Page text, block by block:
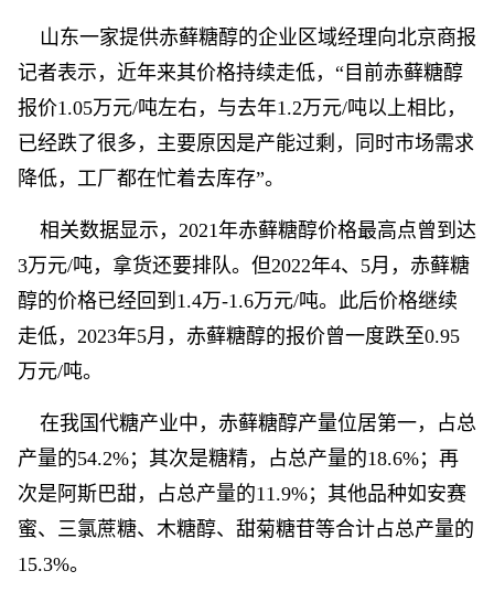
山东一家提供赤藓糖醇的企业区域经理向北京商报
记者表示，近年来其价格持续走低，“目前赤藓糖醇
报价1.05万元/吨左右，与去年1.2万元/吨以上相比，
已经跌了很多，主要原因是产能过剩，同时市场需求
降低，工厂都在忙着去库存”。
相关数据显示，2021年赤藓糖醇价格最高点曾到达
3万元/吨，拿货还要排队。但2022年4、5月，赤藓糖
醇的价格已经回到1.4万-1.6万元/吨。此后价格继续
走低，2023年5月，赤藓糖醇的报价曾一度跌至0.95
万元/吨。
在我国代糖产业中，赤藓糖醇产量位居第一，占总
产量的54.2%；其次是糖精，占总产量的18.6%；再
次是阿斯巴甜，占总产量的11.9%；其他品种如安赛
蜜、三氯蔗糖、木糖醇、甜菊糖苷等合计占总产量的
15.3%。